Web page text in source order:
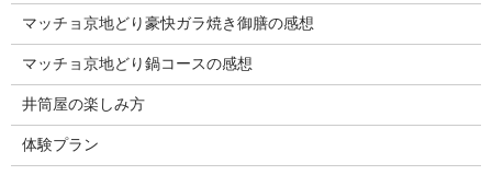
マッチョ京地どり豪快ガラ焼き御膳の感想
マッチョ京地どり鍋コースの感想
井筒屋の楽しみ方
体験プラン